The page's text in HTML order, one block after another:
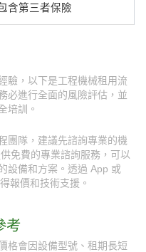
含第三者保險
驗，以下是工程機械租用流
必進行全面的風險評估，並
培訓。
團隊，建議先諮詢專業的機
免費的專業諮詢服務，可以
設備和方案。透過 App 或
報價和技術支援。
考
格會因設備型號、租期長短